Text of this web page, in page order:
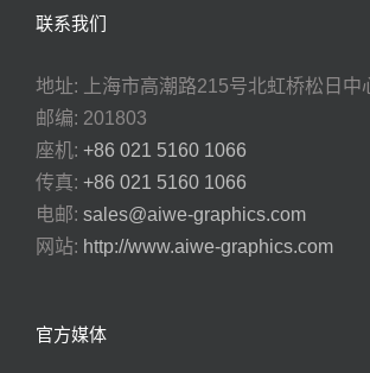
联系我们
地址: 上海市高潮路215号北虹桥松日中
邮编: 201803
座机: +86 021 5160 1066
传真: +86 021 5160 1066
电邮: sales@aiwe-graphics.com
网站: http://www.aiwe-graphics.com
官方媒体